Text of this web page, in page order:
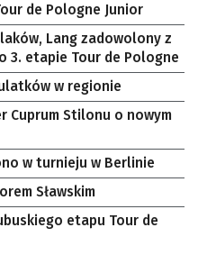
de Pologne Junior
Lang zadowolony z
3. etapie Tour de Pologne
w regionie
Cuprum Stilonu o nowym
w turnieju w Berlinie
Sławskim
etapu Tour de